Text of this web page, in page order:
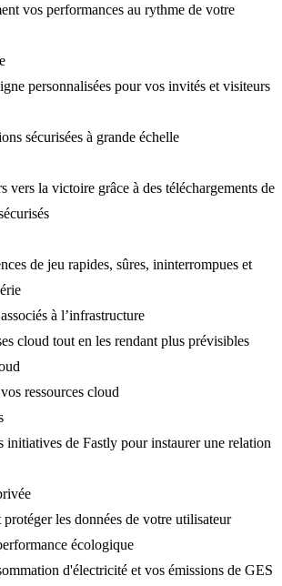
vos performances au rythme de votre
personnalisées pour vos invités et visiteurs
sécurisées à grande échelle
vers la victoire grâce à des téléchargements de
de jeu rapides, sûres, ininterrompues et
à l’infrastructure
cloud tout en les rendant plus prévisibles
ressources cloud
initiatives de Fastly pour instaurer une relation
les données de votre utilisateur
écologique
d'électricité et vos émissions de GES